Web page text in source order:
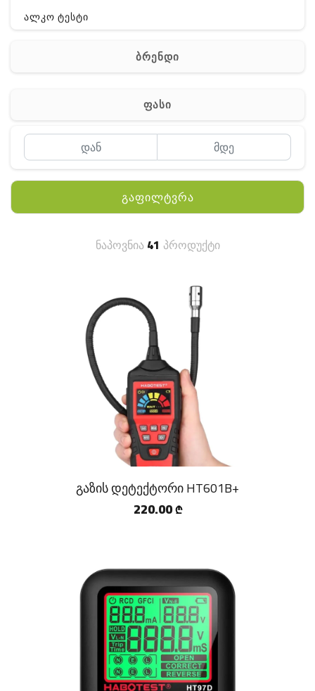
ალკო ტესტი
ჰაერის დამატენიანებელი
მაგნიტი
სხვა
ბრენდი
ფასი
გაფილტვრა
ნაპოვნია41 პროდუქტი
გაზის დეტექტორი HT601B+
220.00 ₾